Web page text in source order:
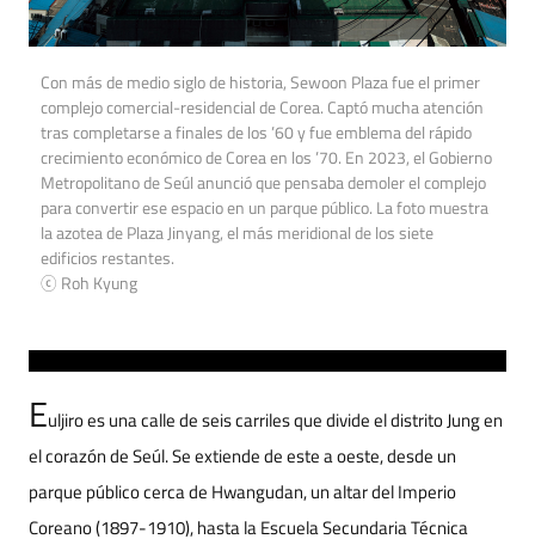
Con más de medio siglo de historia, Sewoon Plaza fue el primer
complejo comercial-residencial de Corea. Captó mucha atención
tras completarse a finales de los ’60 y fue emblema del rápido
crecimiento económico de Corea en los ’70. En 2023, el Gobierno
Metropolitano de Seúl anunció que pensaba demoler el complejo
para convertir ese espacio en un parque público. La foto muestra
la azotea de Plaza Jinyang, el más meridional de los siete
edificios restantes.
ⓒ Roh Kyung
Euljiro es una calle de seis carriles que divide el distrito Jung en
el corazón de Seúl. Se extiende de este a oeste, desde un
parque público cerca de Hwangudan, un altar del Imperio
Coreano (1897-1910), hasta la Escuela Secundaria Técnica